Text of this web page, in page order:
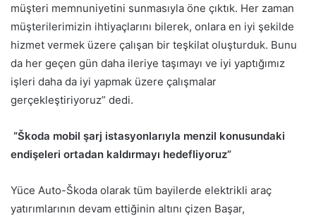
müşteri memnuniyetini sunmasıyla öne çıktık. Her zaman
müşterilerimizin ihtiyaçlarını bilerek, onlara en iyi şekilde
hizmet vermek üzere çalışan bir teşkilat oluşturduk. Bunu
da her geçen gün daha ileriye taşımayı ve iyi yaptığımız
işleri daha da iyi yapmak üzere çalışmalar
gerçekleştiriyoruz” dedi.
“Škoda mobil şarj istasyonlarıyla menzil konusundaki
endişeleri ortadan kaldırmayı hedefliyoruz”
Yüce Auto-Škoda olarak tüm bayilerde elektrikli araç
yatırımlarının devam ettiğinin altını çizen Başar,